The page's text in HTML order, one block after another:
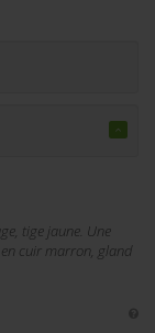
tige jaune. Une
cuir marron, gland